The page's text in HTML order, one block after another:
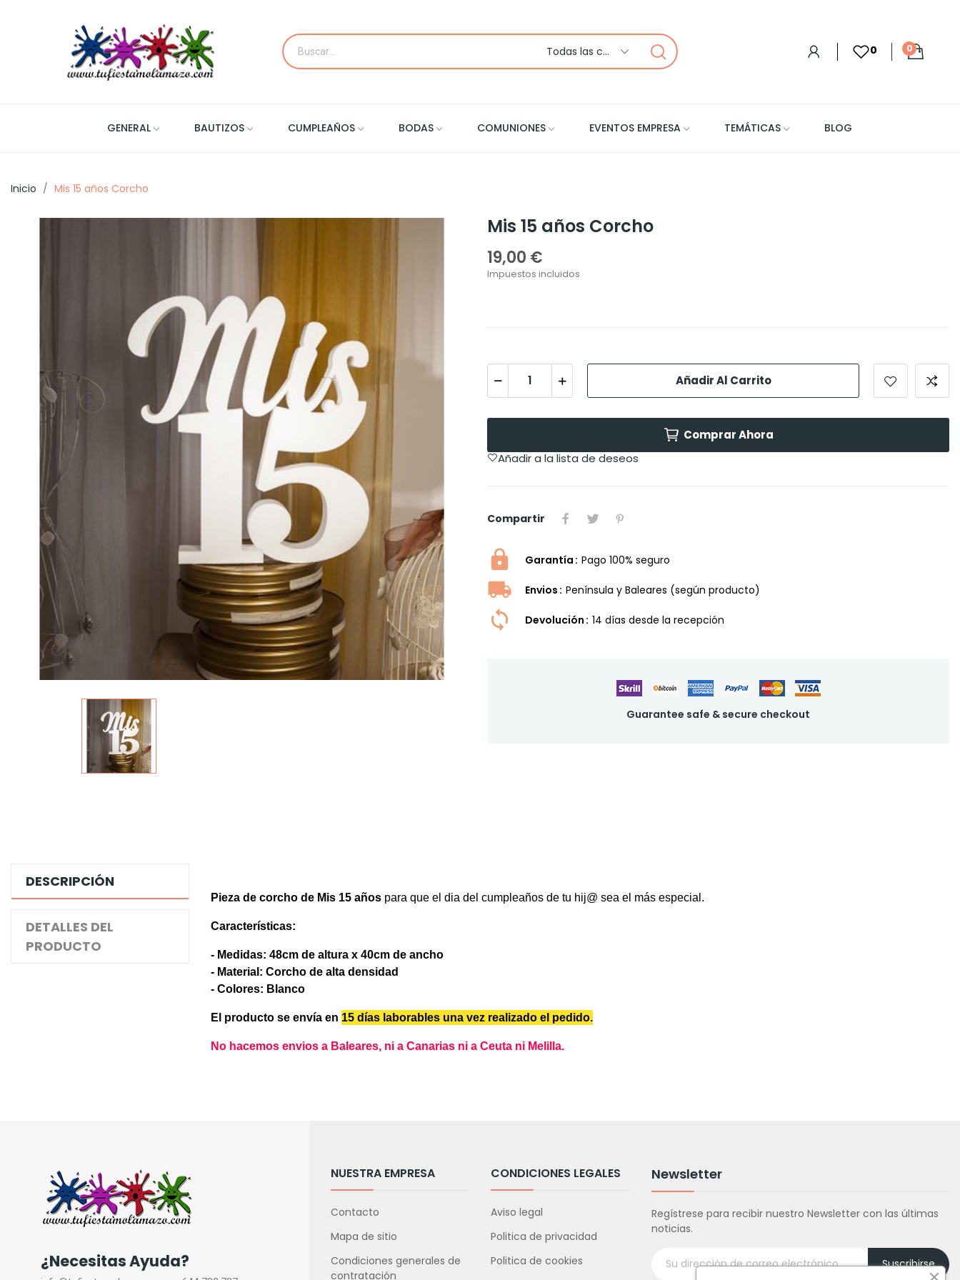
Todas las categorias 0 0
GENERAL BAUTIZOS CUMPLEAÑOS BODAS COMUNIONES EVENTOS EMPRESA TEMÁTICAS BLOG
Inicio Mis 15 años Corcho
Mis 15 años Corcho
19,00 €
Impuestos incluidos
Añadir Al Carrito
Comprar Ahora
Añadir a la lista de deseos
Compartir
Garantía Pago 100% seguro
Envios Península y Baleares (según producto)
Devolución 14 dí­as desde la recepción
Guarantee safe & secure checkout
DESCRIPCIÓN
DETALLES DEL
PRODUCTO
Pieza de corcho de Mis 15 años para que el dia del cumpleaños de tu hij@ sea el más especial.
Características:
- Medidas: 48cm de altura x 40cm de ancho
- Material: Corcho de alta densidad
- Colores: Blanco
El producto se envía en 15 días laborables una vez realizado el pedido.
No hacemos envios a Baleares, ni a Canarias ni a Ceuta ni Melilla.
¿Necesitas Ayuda?
NUESTRA EMPRESA
Contacto
Mapa de sitio
Condiciones generales de
contratación
CONDICIONES LEGALES
Aviso legal
Politica de privacidad
Politica de cookies
Newsletter
Regístrese para recibir nuestro Newsletter con las últimas
noticias.
Suscribirse